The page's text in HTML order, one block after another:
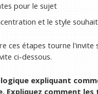
pour le sujet
et le style
ces étapes tourne l'invite
ci-dessous.
expliquant
Expliquez comment